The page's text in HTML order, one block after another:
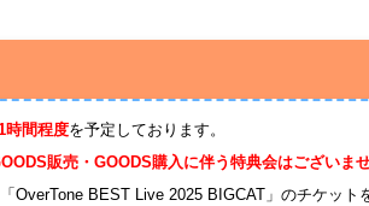
時間程度を予定しております。
販売・GOODS購入に伴う特典会はございま
OverTone BEST Live 2025 BIGCAT」のチケット